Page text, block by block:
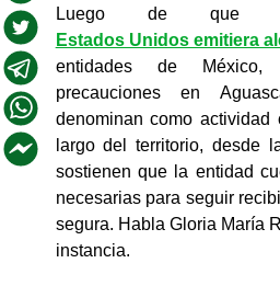
Luego de que
Estados Unidos emitiera
entidades de
precauciones en
denominan como
largo del territorio, desde
sostienen que la entidad
necesarias para seguir
segura. Habla Gloria María
instancia.